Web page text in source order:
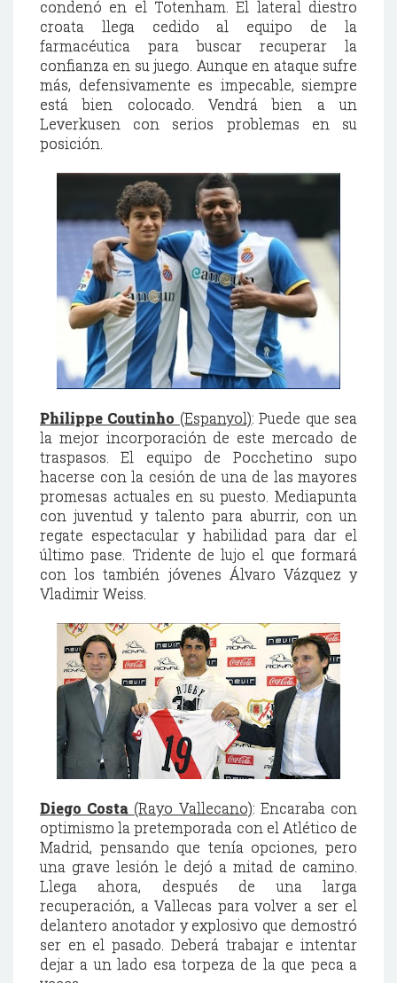
condenó en el Totenham. El lateral diestro
croata llega cedido al equipo de la
farmacéutica para buscar recuperar la
confianza en su juego. Aunque en ataque sufre
más, defensivamente es impecable, siempre
está bien colocado. Vendrá bien a un
Leverkusen con serios problemas en su
posición.
Philippe Coutinho (Espanyol): Puede que sea
la mejor incorporación de este mercado de
traspasos. El equipo de Pocchetino supo
hacerse con la cesión de una de las mayores
promesas actuales en su puesto. Mediapunta
con juventud y talento para aburrir, con un
regate espectacular y habilidad para dar el
último pase. Tridente de lujo el que formará
con los también jóvenes Álvaro Vázquez y
Vladimir Weiss.
Diego Costa (Rayo Vallecano): Encaraba con
optimismo la pretemporada con el Atlético de
Madrid, pensando que tenía opciones, pero
una grave lesión le dejó a mitad de camino.
Llega ahora, después de una larga
recuperación, a Vallecas para volver a ser el
delantero anotador y explosivo que demostró
ser en el pasado. Deberá trabajar e intentar
dejar a un lado esa torpeza de la que peca a